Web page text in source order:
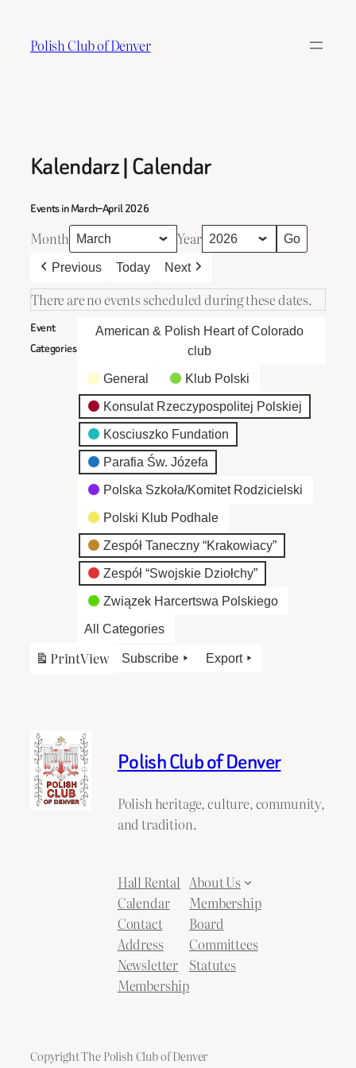
content
Polish Club of Denver
Kalendarz | Calendar
Events in March–April 2026
Month Year
Previous Today Next
There are no events scheduled during these dates.
Event
Categories
American & Polish Heart of Colorado
club
General Klub Polski
Konsulat Rzeczypospolitej Polskiej
Kosciuszko Fundation
Parafia Św. Józefa
Polska Szkoła/Komitet Rodzicielski
Polski Klub Podhale
Zespół Taneczny “Krakowiacy”
Zespół “Swojskie Dziołchy”
Związek Harcertswa Polskiego
All Categories
PrintView Subscribe Export
Polish Club of Denver
Polish heritage, culture, community,
and tradition.
Hall Rental
Calendar
Contact
Address
Newsletter
Membership
About Us
Membership
Board
Committees
Statutes
Copyright The Polish Club of Denver